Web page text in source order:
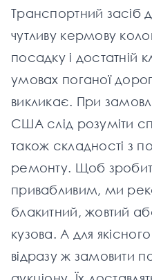
Транспортний засіб
чутливу кермову
посадку і достатній
умовах поганої
викликає. При
США слід розуміти
також складності з
ремонту. Щоб
привабливим, ми
блакитний, жовтий
кузова. А для
відразу ж замовити